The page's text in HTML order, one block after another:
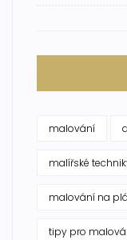
malování
malířské
malování na
tipy pro